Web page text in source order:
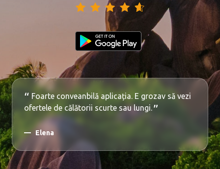
Foarte conveanbilă aplicația. E grozav să vezi
ofertele de călătorii scurte sau lungi.
Elena